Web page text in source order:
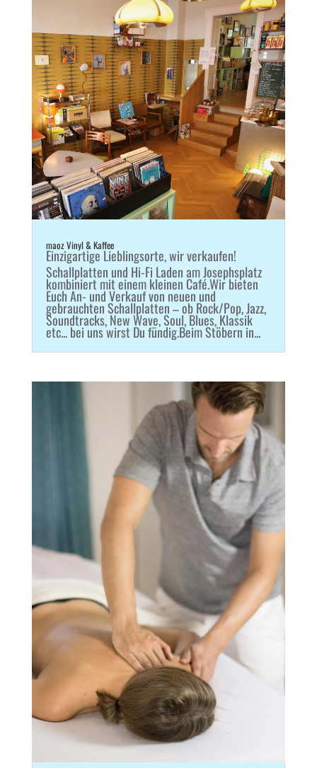
maoz Vinyl & Kaffee
Einzigartige Lieblingsorte,wir verkaufen!
Schallplatten und Hi-Fi Laden am Josephsplatz
kombiniert mit einem kleinen Café.Wir bieten
Euch An- und Verkauf von neuen und
gebrauchten Schallplatten – ob Rock/Pop, Jazz,
Soundtracks, New Wave, Soul, Blues, Klassik
etc... bei uns wirst Du fündig.Beim Stöbern in...